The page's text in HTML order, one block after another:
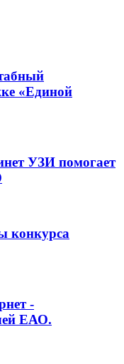
«Единой
УЗИ помогает
конкурса
-
ЕАО.